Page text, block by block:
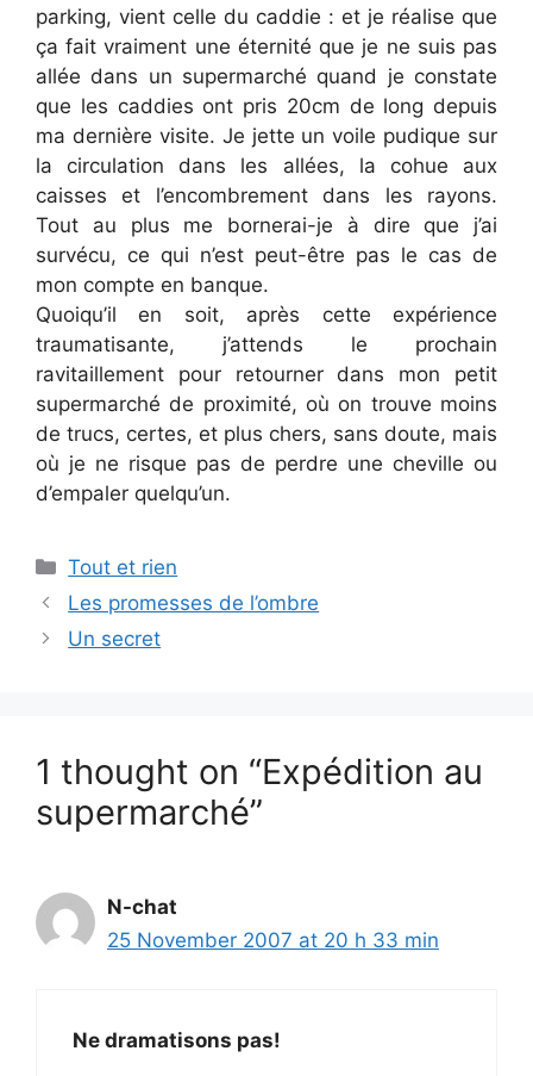
parking, vient celle du caddie : et je réalise que
ça fait vraiment une éternité que je ne suis pas
allée dans un supermarché quand je constate
que les caddies ont pris 20cm de long depuis
ma dernière visite. Je jette un voile pudique sur
la circulation dans les allées, la cohue aux
caisses et l’encombrement dans les rayons.
Tout au plus me bornerai-je à dire que j’ai
survécu, ce qui n’est peut-être pas le cas de
mon compte en banque.
Quoiqu’il en soit, après cette expérience
traumatisante, j’attends le prochain
ravitaillement pour retourner dans mon petit
supermarché de proximité, où on trouve moins
de trucs, certes, et plus chers, sans doute, mais
où je ne risque pas de perdre une cheville ou
d’empaler quelqu’un.
Categories
Tout et rien
Les promesses de l’ombre
Un secret
1 thought on “Expédition au
supermarché”
N-chat
25 November 2007 at 20 h 33 min
Ne dramatisons pas!